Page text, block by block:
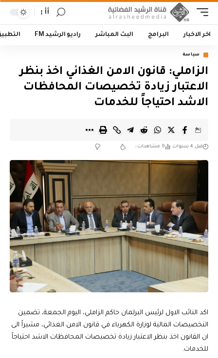
أأ
اخر الاخبار البرامج البث المباشر راديو الرشيد FM
سياسة
الزاملي: قانون الامن الغذائي اخذ بنظر
الاعتبار زيادة تخصيصات المحافظات
الاشد احتياجاً للخدمات
قبل 4 سنوات 9 مشاهدات
اكد النائب الاول لرئيس البرلمان حاكم الزاملي، اليوم الجمعة، تضمين
التخصيصات المالية لوزارة الكهرباء في قانون الامن الغذائي، مشيراً الى
ان القانون اخذ بنظر الاعتبار زيادة تخصيصات المحافظات الاشد احتياجاً
للخدمات.